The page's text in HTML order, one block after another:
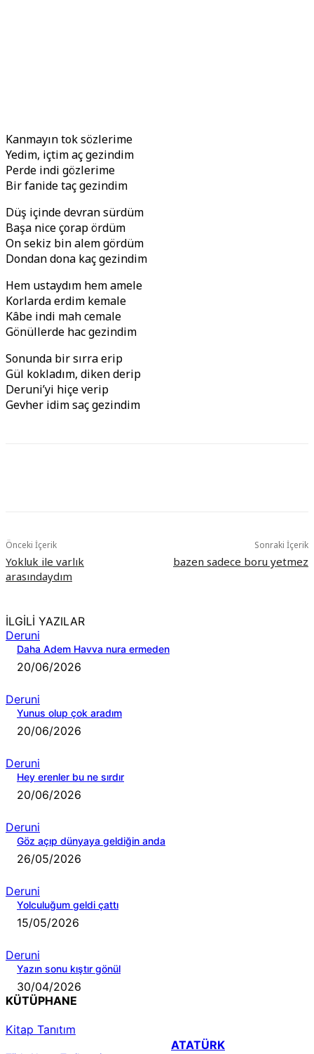
Kanmayın tok sözlerime
Yedim, içtim aç gezindim
Perde indi gözlerime
Bir fanide taç gezindim
Düş içinde devran sürdüm
Başa nice çorap ördüm
On sekiz bin alem gördüm
Dondan dona kaç gezindim
Hem ustaydım hem amele
Korlarda erdim kemale
Kâbe indi mah cemale
Gönüllerde hac gezindim
Sonunda bir sırra erip
Gül kokladım, diken derip
Deruni’yi hiçe verip
Gevher idim saç gezindim
Önceki İçerik
Yokluk ile varlık
arasındaydım
Sonraki İçerik
bazen sadece boru yetmez
İLGİLİ YAZILAR
Deruni
Daha Adem Havva nura ermeden
20/06/2026
Deruni
Yunus olup çok aradım
20/06/2026
Deruni
Hey erenler bu ne sırdır
20/06/2026
Deruni
Göz açıp dünyaya geldiğin anda
26/05/2026
Deruni
Yolculuğum geldi çattı
15/05/2026
Deruni
Yazın sonu kıştır gönül
30/04/2026
KÜTÜPHANE
Kitap Tanıtım
ATATÜRK